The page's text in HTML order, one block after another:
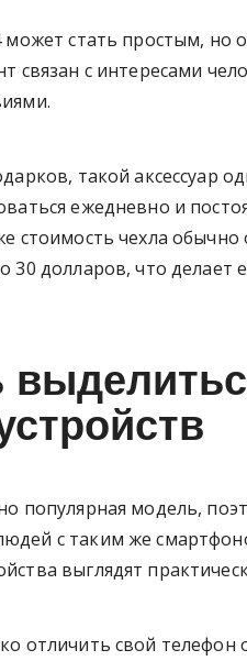
может стать простым, но
связан с интересами
такой аксессуар
ежедневно и
стоимость чехла
30 долларов, что делает
популярная модель,
с таким же
выглядят
отличить свой телефон